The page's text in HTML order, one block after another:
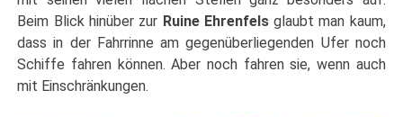
Beim Blick hinüber zur Ruine Ehrenfelsglaubt man kaum,
dass in der Fahrrinne am gegenüberliegenden Ufer noch
Schiffe fahren können. Aber noch fahren sie, wenn auch
mit Einschränkungen.